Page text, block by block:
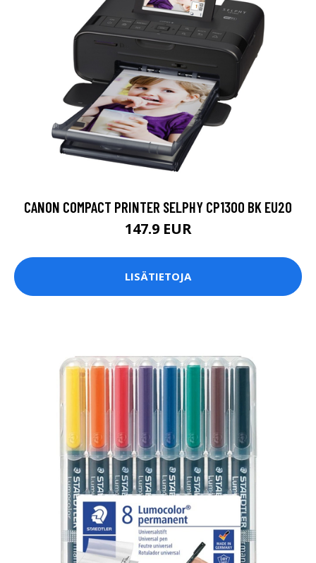
CANON COMPACT PRINTER SELPHY CP1300 BK EU20
147.9 EUR
LISÄTIETOJA